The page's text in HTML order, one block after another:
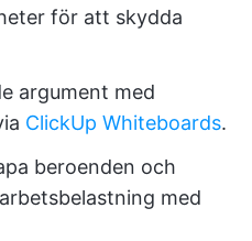
för att skydda
argument med
ClickUp Whiteboards.
beroenden och
med